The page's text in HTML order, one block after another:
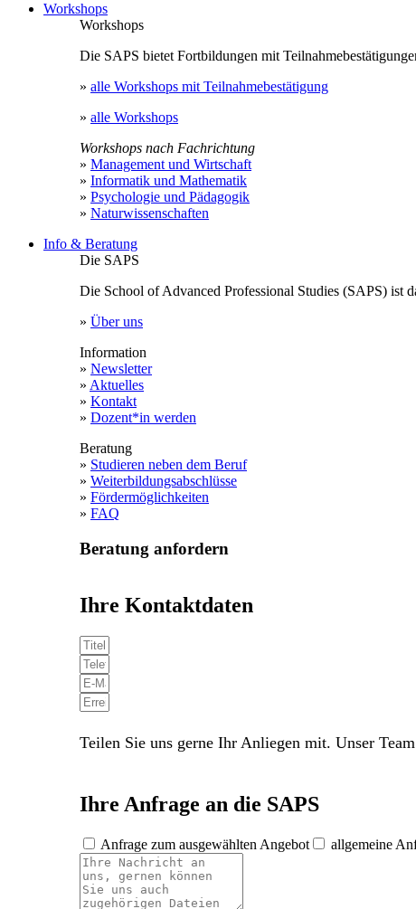
Workshops
Workshops
Die SAPS bietet Fortbildungen mit
» alle Workshops mit Teilnahmebestätigung
» alle Workshops
Workshops nach Fachrichtung
» Management und Wirtschaft
» Informatik und Mathematik
» Psychologie und Pädagogik
» Naturwissenschaften
Info & Beratung
Die SAPS
Die School of Advanced Professional Studies (SAPS) ist
» Über uns
Information
» Newsletter
» Aktuelles
» Kontakt
» Dozent*in werden
Beratung
» Studieren neben dem Beruf
» Weiterbildungsabschlüsse
» Fördermöglichkeiten
» FAQ
Beratung anfordern
Ihre Kontaktdaten
Teilen Sie uns gerne Ihr Anliegen mit. Unser
Ihre Anfrage an die SAPS
Anfrage zum ausgewählten Angebot allgemeine